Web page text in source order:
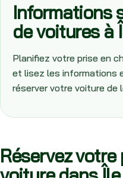
Informations
de voitures à
Planifiez votre prise en
et lisez les informations
réserver votre voiture de
Réservez